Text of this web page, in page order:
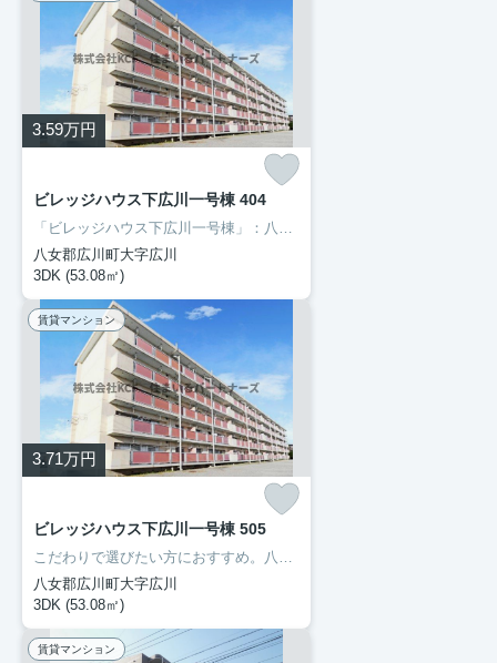
3.59万円
ビレッジハウス下広川一号棟 404
「ビレッジハウス下広川一号棟」：八女郡広川町エリアの新居にピッタリ。下広川保育園が徒歩5分の場所にあります。快適な暮らしがしたいとお考えの方に、ぜひご紹介したい街があります。それは八女郡広川町エリアです。住環境が整っているので、不便さをあまり感じない生活が可能です。ぜひお気軽にご連絡下さい。
八女郡広川町大字広川
3DK (53.08㎡)
賃貸マンション
3.71万円
ビレッジハウス下広川一号棟 505
こだわりで選びたい方におすすめ。八女郡広川町エリアで住まいをお探しなら「ビレッジハウス下広川一号棟」。徒歩7分の場所に広川町立下広川小学校があります。ぜひご覧いただきたい賃貸物件です。当社スタッフが地域の賃貸情報をご提供いたします。お客様のこだわりやご要望などございましたら、お気軽に当社へお問い合わせ下さい。
八女郡広川町大字広川
3DK (53.08㎡)
賃貸マンション